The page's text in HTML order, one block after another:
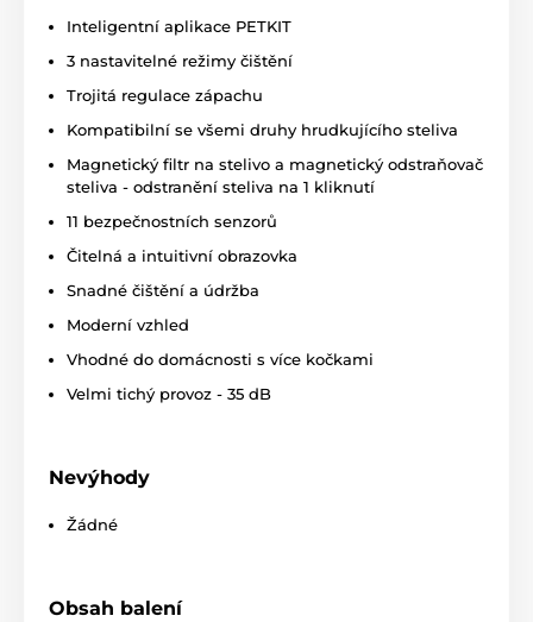
problémem vaší domácností. Chytrá toaleta PURAMAX
automatického čištění ,režim plánovaného čištění
režim ručního čištění. Prostřednictvím aplikace
automatického čištění a toaleta automaticky odstraní
odpad, jakmile vaše kočka opustí toaletu. Chcete-li
aktivovat režim ručního čištění, jednoduše klepněte
PETKIT nebo stiskněte tlačítko přímo na toaletě a
vyčistěte kočičí stelivo.
Inteligentní aplikace PETKIT
3 nastavitelné režimy čištění
Trojitá regulace zápachu
Kompatibilní se všemi druhy hrudkujícího steliva
Magnetický filtr na stelivo a magnetický odstraňovač
steliva - odstranění steliva na 1 kliknutí
11 bezpečnostních senzorů
Čitelná a intuitivní obrazovka
Snadné čištění a údržba
Moderní vzhled
Vhodné do domácnosti s více kočkami
Velmi tichý provoz - 35 dB
Nevýhody
Žádné
Obsah balení